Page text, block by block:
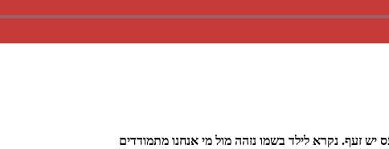
זעף. נקרא לילד בשמו נזהה מול מי אנחנו מתמודדים